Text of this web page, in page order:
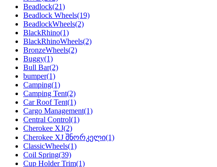
Beadlock(21)
Beadlock Wheels(19)
BeadlockWheels(2)
BlackRhino(1)
BlackRhinoWheels(2)
BronzeWheels(2)
Buggy(1)
Bull Bar(2)
bumper(1)
Camping(1)
Camping Tent(2)
Car Roof Tent(1)
Cargo Management(1)
Central Control(1)
Cherokee XJ(2)
Cherokee XJ შნორკელი(1)
ClassicWheels(1)
Coil Spring(39)
Cup Holder Trim(1)